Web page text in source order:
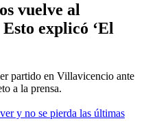
vuelve al
explicó ‘El
partido en Villavicencio ante
a la prensa.
y no se pierda las últimas